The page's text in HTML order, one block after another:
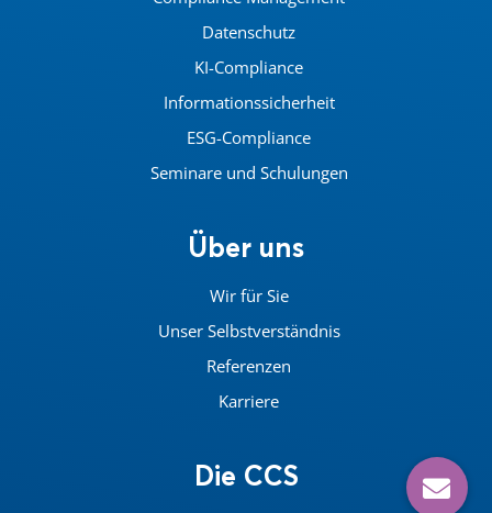
Datenschutz
KI-Compliance
Informationssicherheit
ESG-Compliance
Seminare und Schulungen
Über uns
Wir für Sie
Unser Selbstverständnis
Referenzen
Karriere
Die CCS